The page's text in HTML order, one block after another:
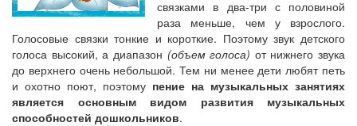
связками в два-три с половиной
раза меньше, чем у взрослого.
Голосовые связки тонкие и короткие. Поэтому звук детского
голоса высокий, а диапазон (объем голоса) от нижнего звука
до верхнего очень небольшой. Тем ни менее дети любят петь
и охотно поют, поэтому пение на музыкальных занятиях
является основным видом развития музыкальных
способностей дошкольников.